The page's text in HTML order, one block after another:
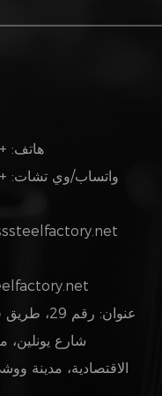
هاتف: +86-15371069998
واتساب/وي تشات: +86-15371069998
عنوان: رقم
شارع يونلين،
الاقتصادية، مدينة